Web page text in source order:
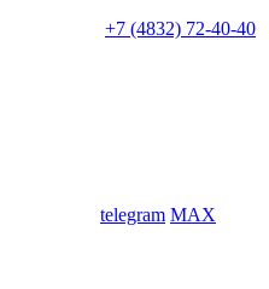
+7 (4832) 72-40-40
telegram MAX